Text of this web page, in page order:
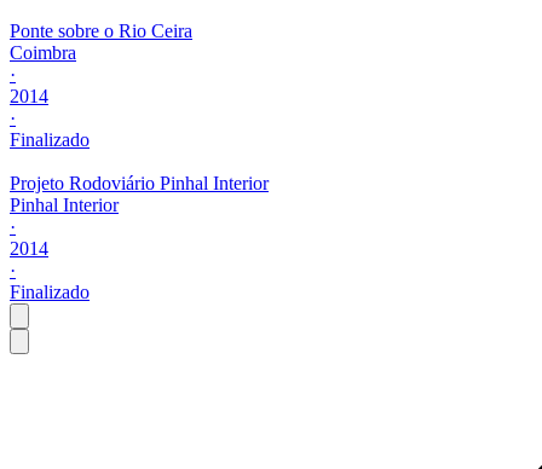
Ponte sobre o Rio Ceira
Coimbra
·
2014
·
Finalizado
Projeto Rodoviário Pinhal Interior
Pinhal Interior
·
2014
·
Finalizado